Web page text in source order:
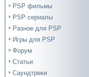
PSP фильмы
PSP сериалы
Разное для PSP
Игры для PSP
Форум
Статьи
Саундтреки